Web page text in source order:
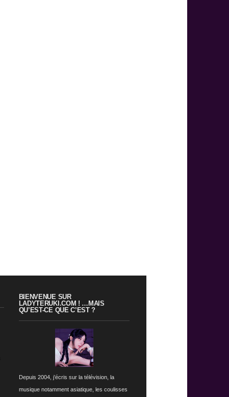
BIENVENUE SUR
LADYTERUKI.COM ! …MAIS
QU’EST-CE QUE C’EST ?
Depuis 2004, j’écris sur la télévision, la
musique notamment asiatique, les coulisses